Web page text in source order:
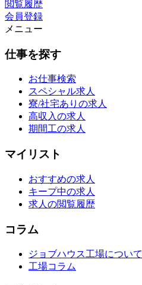
閲覧履歴
会員登録
メニュー
仕事を探す
お仕事検索
スペシャル求人
寮/社宅ありの求人
高収入の求人
期間工の求人
マイリスト
おすすめの求人
キープ中の求人
求人の閲覧履歴
コラム
ジョブハウス工場について
工場コラム